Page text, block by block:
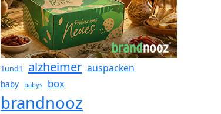
1und1 alzheimer auspacken
baby babys box
brandnooz